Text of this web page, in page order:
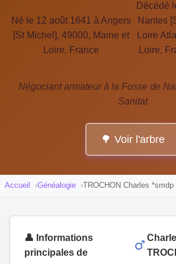
Né le 12 août 1641 à Angers
[St Michel], 49000, Maine et
Loire, France
Décédé
Nantes
Loire
Loire,
Négociant armateur à la Fosse de
Sanitat
🌳 Voir l'arbre
Accueil Généalogie TROCHON Charles *smdp
👤 Informations
principales de